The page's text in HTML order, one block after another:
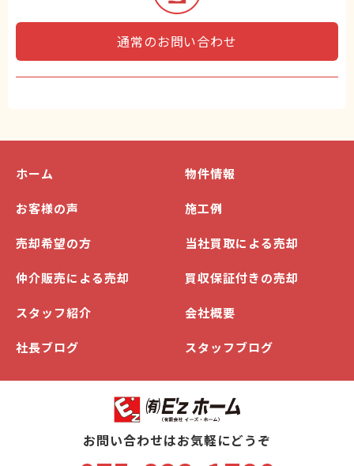
通常のお問い合わせ
ホーム 物件情報
お客様の声 施工例
売却希望の方 当社買取による売却
仲介販売による売却 買収保証付きの売却
スタッフ紹介 会社概要
社長ブログ スタッフブログ
お問い合わせはお気軽にどうぞ